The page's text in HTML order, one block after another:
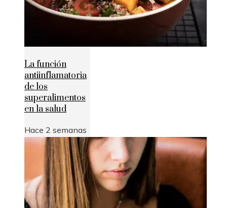
La función
antiinflamatoria
de los
superalimentos
en la salud
Hace 2 semanas